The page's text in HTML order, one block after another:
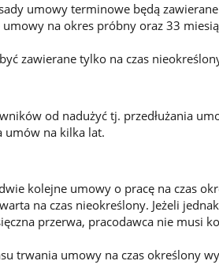
umowy terminowe będą
na okres próbny oraz 33
zawierane tylko na czas
od nadużyć tj. przedłużania
umów na kilka lat.
kolejne umowy o pracę na czas
na czas nieokreślony. Jeżeli
przerwa, pracodawca nie musi
trwania umowy na czas określony